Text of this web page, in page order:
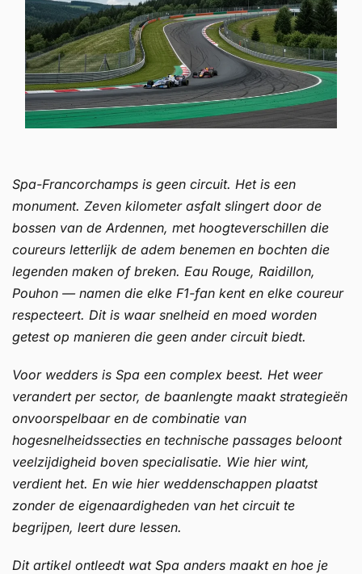
Spa-Francorchamps is geen circuit. Het is een
monument. Zeven kilometer asfalt slingert door de
bossen van de Ardennen, met hoogteverschillen die
coureurs letterlijk de adem benemen en bochten die
legenden maken of breken. Eau Rouge, Raidillon,
Pouhon — namen die elke F1-fan kent en elke coureur
respecteert. Dit is waar snelheid en moed worden
getest op manieren die geen ander circuit biedt.
Voor wedders is Spa een complex beest. Het weer
verandert per sector, de baanlengte maakt strategieën
onvoorspelbaar en de combinatie van
hogesnelheidssecties en technische passages beloont
veelzijdigheid boven specialisatie. Wie hier wint,
verdient het. En wie hier weddenschappen plaatst
zonder de eigenaardigheden van het circuit te
begrijpen, leert dure lessen.
Dit artikel ontleedt wat Spa anders maakt en hoe je